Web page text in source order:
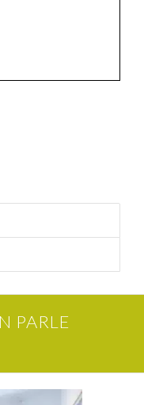
PARLE